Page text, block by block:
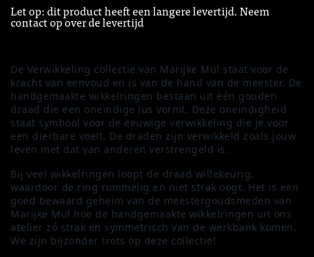
Let op: dit product heeft een langere levertijd. Neem
contact op over de levertijd
De Verwikkeling collectie van Marijke Mul staat voor de
kracht van eenvoud en is van de hand van de meester. De
handgemaakte wikkelringen bestaan uit één gouden
draad die een oneindige lus vormt. Deze oneindigheid
staat symbool voor de eeuwige verwikkeling die je voor
een dierbare voelt. De draden zijn verwikkeld zoals jouw
leven met dat van anderen verstrengeld is.
Bij veel wikkelringen loopt de draad willekeurig,
waardoor de ring rommelig en niet strak oogt. Het is een
goed bewaard geheim van de meestergoudsmeden van
Marijke Mul hoe de handgemaakte wikkelringen uit ons
atelier zó strak en symmetrisch van de werkbank komen.
We zijn bijzonder trots op deze collectie!